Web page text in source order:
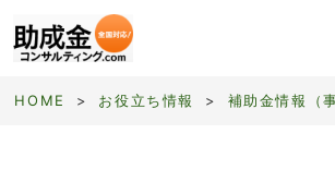
HOME お役立ち情報 補助金情報（
HOME